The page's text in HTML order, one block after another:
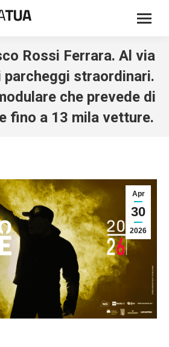
Rossi Ferrara. Al via
parcheggi straordinari.
che prevede di
fino a 13 mila vetture.
Apr
30
2026